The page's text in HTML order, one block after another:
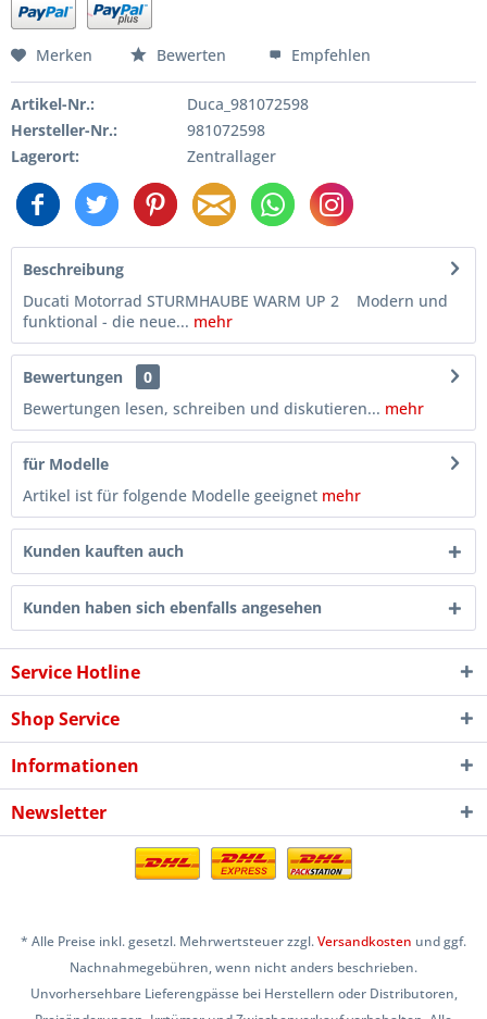
Merken Bewerten Empfehlen
Artikel-Nr.:
Duca_981072598
Hersteller-Nr.:
981072598
Lagerort:
Zentrallager
Beschreibung
Ducati Motorrad STURMHAUBE WARM UP 2 Modern und
funktional - die neue... mehr
Bewertungen
0
Bewertungen lesen, schreiben und diskutieren... mehr
für Modelle
Artikel ist für folgende Modelle geeignet mehr
Kunden kauften auch
Kunden haben sich ebenfalls angesehen
Service Hotline
Shop Service
Informationen
Newsletter
* Alle Preise inkl. gesetzl. Mehrwertsteuer zzgl.Versandkosten und ggf.
Nachnahmegebühren, wenn nicht anders beschrieben.
Unvorhersehbare Lieferengpässe bei Herstellern oder Distributoren,